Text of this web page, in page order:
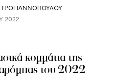
2022
κομμάτια της
του 2022